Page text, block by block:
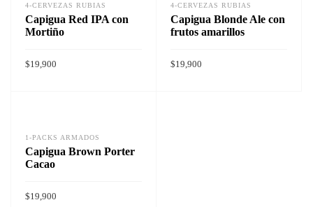
4-CERVEZAS RUBIAS
Capigua Red IPA con
Mortiño
$19,900
4-CERVEZAS RUBIAS
Capigua Blonde Ale con
frutos amarillos
$19,900
1-PACKS ARMADOS
Capigua Brown Porter
Cacao
$19,900